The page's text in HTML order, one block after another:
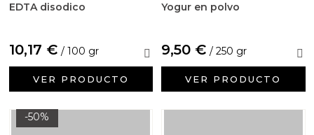
EDTA disodico
10,17 € / 100 gr
VER PRODUCTO
Yogur en polvo
9,50 € / 250 gr
VER PRODUCTO
-50%